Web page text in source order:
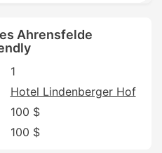
Ahrensfelde
1
Hotel Lindenberger Hof
100 $
100 $